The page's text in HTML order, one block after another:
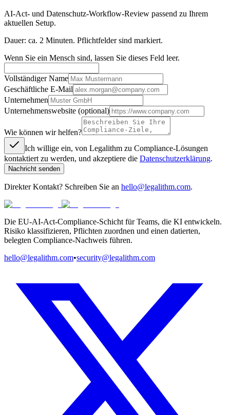
AI-Act- und Datenschutz-Workflow-Review passend zu Ihrem
aktuellen Setup.
Dauer: ca. 2 Minuten. Pflichtfelder sind markiert.
Wenn Sie ein Mensch sind, lassen Sie dieses Feld leer.
Vollständiger Name
Geschäftliche E-Mail
Unternehmen
Unternehmenswebsite (optional)
Wie können wir helfen?
Ich willige ein, von Legalithm zu Compliance-Lösungen
kontaktiert zu werden, und akzeptiere die Datenschutzerklärung.
Nachricht senden
Direkter Kontakt? Schreiben Sie an hello@legalithm.com.
Die EU-AI-Act-Compliance-Schicht für Teams, die KI entwickeln.
Risiko klassifizieren, Pflichten zuordnen und einen datierten,
belegten Compliance-Nachweis führen.
hello@legalithm.com•security@legalithm.com